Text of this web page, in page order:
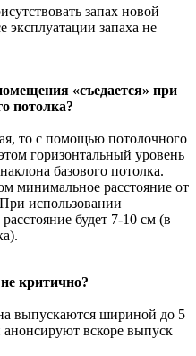
запах новой
эксплуатации запаха не
«съедается» при
потолка?
то с помощью потолочного
горизонтальный уровень
базового потолка.
минимальное расстояние от
использовании
будет 7-10 см (в
критично?
выпускаются шириной до 5
вскоре выпуск